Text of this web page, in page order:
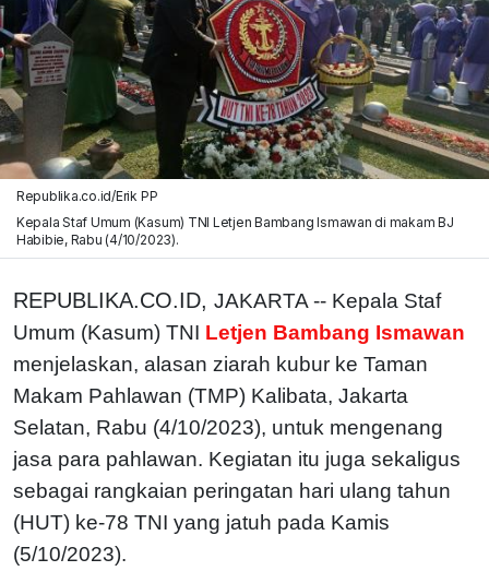
Republika.co.id/Erik PP
Kepala Staf Umum (Kasum) TNI Letjen Bambang Ismawan di makam BJ
Habibie, Rabu (4/10/2023).
REPUBLIKA.CO.ID, JAKARTA -- Kepala Staf
Umum (Kasum) TNI Letjen Bambang Ismawan
menjelaskan, alasan ziarah kubur ke Taman
Makam Pahlawan (TMP) Kalibata, Jakarta
Selatan, Rabu (4/10/2023), untuk mengenang
jasa para pahlawan. Kegiatan itu juga sekaligus
sebagai rangkaian peringatan hari ulang tahun
(HUT) ke-78 TNI yang jatuh pada Kamis
(5/10/2023).